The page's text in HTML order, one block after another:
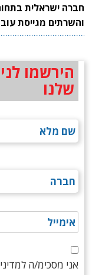
חברה ישראלית
והשרתים מגייסת
הירשמו
שלנו
אני מסכימ/ה